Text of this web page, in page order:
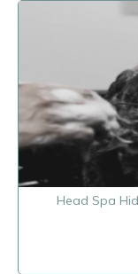
Head Spa